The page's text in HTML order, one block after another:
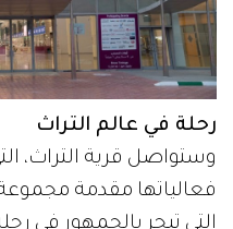
رحلة في عالم التراث
وستواصل قرية التراث،
فعالياتها مقدمة مجموعة